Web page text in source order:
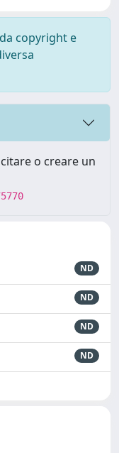
copyright e
o creare un
ND
ND
ND
ND